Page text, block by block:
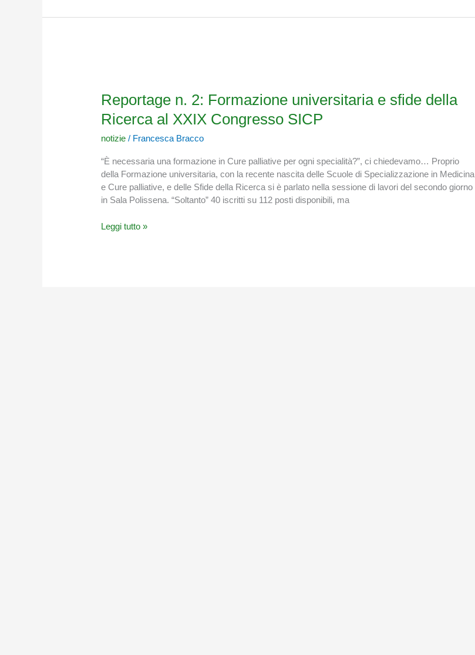
Reportage n. 2: Formazione universitaria e sfide della
Ricerca al XXIX Congresso SICP
notizie / Francesca Bracco
“È necessaria una formazione in Cure palliative per ogni specialità?”, ci chiedevamo… Proprio
della Formazione universitaria, con la recente nascita delle Scuole di Specializzazione in Medicina
e Cure palliative, e delle Sfide della Ricerca si è parlato nella sessione di lavori del secondo giorno
in Sala Polissena. “Soltanto” 40 iscritti su 112 posti disponibili, ma
2:
Formazione
universitaria
e
della
Ricerca
al
XXIX
SICP
Leggi tutto »